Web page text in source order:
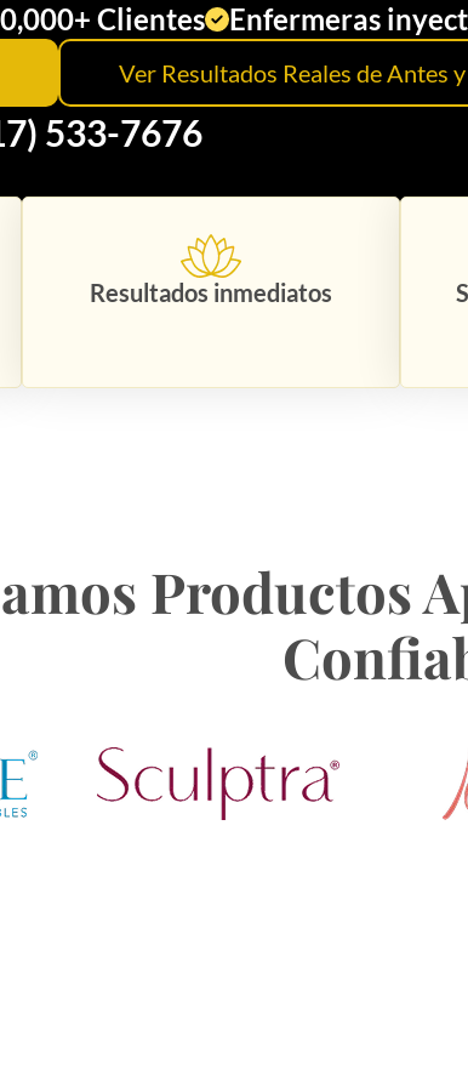
Clientes Enfermeras
Ver Resultados Reales de Antes
533-7676
Resultados inmediatos
Productos